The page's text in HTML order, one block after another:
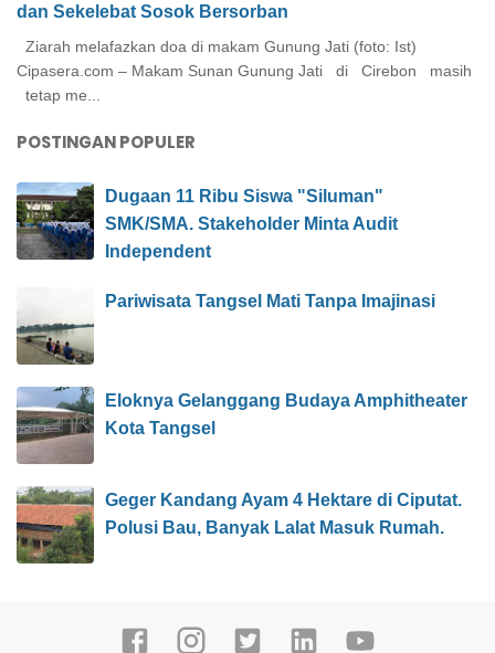
dan Sekelebat Sosok Bersorban
Ziarah melafazkan doa di makam Gunung Jati (foto: Ist)
Cipasera.com – Makam Sunan Gunung Jati di Cirebon masih
tetap me...
POSTINGAN POPULER
Dugaan 11 Ribu Siswa "Siluman"
SMK/SMA. Stakeholder Minta Audit
Independent
Pariwisata Tangsel Mati Tanpa Imajinasi
Eloknya Gelanggang Budaya Amphitheater
Kota Tangsel
Geger Kandang Ayam 4 Hektare di Ciputat.
Polusi Bau, Banyak Lalat Masuk Rumah.